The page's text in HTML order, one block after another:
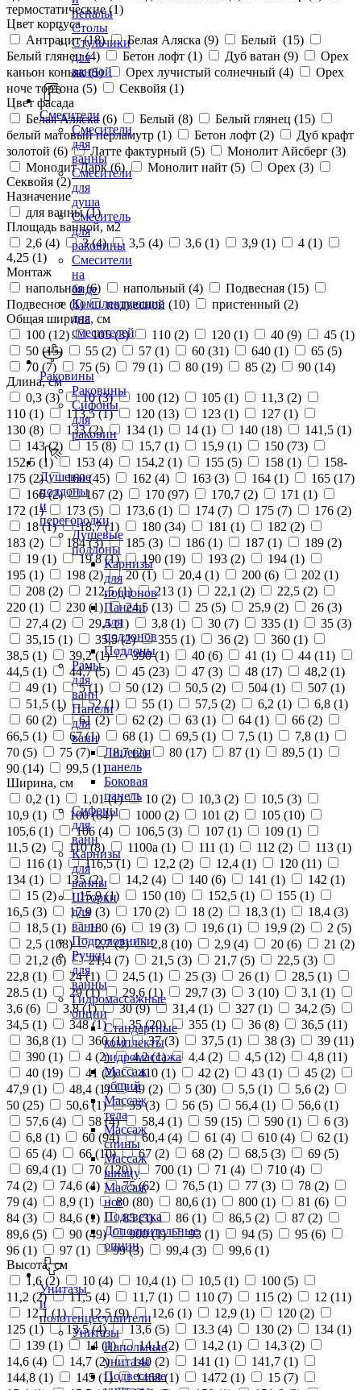
пеналы
Столы
Стульчики
для
ванной
Смесители
Смесители
для
ванны
Смесители
для
душа
Смеситель
для
раковины
Смесители
на
биде
Комплектующие
для
смесителей
Раковины
Раковины
Сифоны
для
раковин
Душевые
поддоны
и
перегородки
Душевые
поддоны
Карнизы
для
поддонов
Панели
для
поддонов
Поддоны
Рамы
для
ванн
Панели
для
ванн
Лицевая
панель
Боковая
панель
Сифоны
для
ванн
Карнизы
для
ванны
Шторки
для
ванн
Подголовники
Ручки
для
ванны
Гидромассажные
опции
Стандартные
комплекты
гидромассажа
Массаж
общий
Массаж
тела
Массаж
спины
Массаж
шиацу
Массаж
ног
Подсветка
Дополнительные
опции
Унитазы
и
полотенцесушители
Унитазы
Напольные
унитазы
Подвесные
термостатические (1)
Цвет корпуса
Антрацит (18) Белая Аляска (9) Белый (15)
Белый глянец (4) Бетон лофт (1) Дуб ватан (9)
Орех
каньон коньяк (5) Орех лучистый солнечный (4)
Орех
ноче тортона (5) Секвойя (1)
Цвет фасада
Белая Аляска (6) Белый (8) Белый глянец (15)
белый матовый перламутр (1) Бетон лофт (2)
Дуб крафт
золотой (6) Латте фактурный (5) Монолит Айсберг (3)
Монолит Дарк (6) Монолит найт (5) Орех (3)
Секвойя (2)
Назначение
для ванны (1)
Площадь ванной, м2
2,6 (4) 3 (4) 3,5 (4) 3,6 (1) 3,9 (1) 4 (1)
4,25 (1)
Монтаж
напольная (6) напольный (4) Подвесная (15)
Подвесное (1) подвесной (10) пристенный (2)
Общая ширина, см
100 (12) 105 (3) 110 (2) 120 (1) 40 (9) 45 (1)
50 (15) 55 (2) 57 (1) 60 (31) 640 (1) 65 (5)
70 (7) 75 (5) 79 (1) 80 (19) 85 (2) 90 (14)
Длина, см
0,3 (3) 10 (3) 100 (12) 105 (1) 11,3 (2)
110 (1) 113,5 (1) 120 (13) 123 (1) 127 (1)
130 (8) 133 (2) 134 (1) 14 (1) 140 (18) 141,5 (1)
143 (2) 15 (8) 15,7 (1) 15,9 (1) 150 (73)
152,5 (1) 153 (4) 154,2 (1) 155 (5) 158 (1)
158-
175 (2) 160 (45) 162 (4) 163 (3) 164 (1) 165 (17)
166 (2) 167 (2) 170 (97) 170,7 (2) 171 (1)
172 (1) 173 (5) 173,6 (1) 174 (7) 175 (7) 176 (2)
18 (1) 18,7 (1) 180 (34) 181 (1) 182 (2)
183 (2) 184 (3) 185 (3) 186 (1) 187 (1) 189 (2)
19 (1) 19,8 (1) 190 (19) 193 (2) 194 (1)
195 (1) 198 (2) 20 (1) 20,4 (1) 200 (6) 202 (1)
208 (2) 212,5 (1) 213 (1) 22,1 (2) 22,5 (2)
220 (1) 230 (1) 24,5 (13) 25 (5) 25,9 (2) 26 (3)
27,4 (2) 29,5 (1) 3,8 (1) 30 (7) 335 (1) 35 (3)
35,15 (1) 35,5 (2) 355 (1) 36 (2) 360 (1)
38,5 (1) 39,2 (1) 390 (1) 40 (6) 41 (1) 44 (11)
44,5 (1) 44,7 (5) 45 (23) 47 (3) 48 (17) 48,2 (1)
49 (1) 5 (1) 50 (12) 50,5 (2) 504 (1) 507 (1)
51,5 (1) 52 (1) 55 (1) 57,5 (2) 6,2 (1) 6,8 (1)
60 (2) 61 (2) 62 (2) 63 (1) 64 (1) 66 (2)
66,5 (1) 67 (1) 68 (1) 69,5 (1) 7,5 (1) 7,8 (1)
70 (5) 75 (7) 8,7 (2) 80 (17) 87 (1) 89,5 (1)
90 (14) 99,5 (1)
Ширина, см
0,2 (1) 1,01 (1) 10 (2) 10,3 (2) 10,5 (3)
10,9 (1) 100 (64) 1000 (2) 101 (2) 105 (10)
105,6 (1) 106 (4) 106,5 (3) 107 (1) 109 (1)
11,5 (2) 110 (8) 1100а (1) 111 (1) 112 (2) 113 (1)
116 (1) 116,5 (1) 12,2 (2) 12,4 (1) 120 (11)
134 (1) 135 (2) 14,2 (4) 140 (6) 141 (1) 142 (1)
15 (2) 15,9 (1) 150 (10) 152,5 (1) 155 (1)
16,5 (3) 17,9 (3) 170 (2) 18 (2) 18,3 (1) 18,4 (3)
18,5 (1) 180 (6) 19 (3) 19,6 (1) 19,9 (2) 2 (5)
2,5 (108) 2,7 (2) 2,8 (10) 2,9 (4) 20 (6) 21 (2)
21,2 (6) 21,4 (7) 21,5 (3) 21,7 (5) 22,5 (3)
22,8 (1) 24 (1) 24,5 (1) 25 (3) 26 (1) 28,5 (1)
28.5 (1) 29 (1) 29,6 (1) 29,7 (3) 3 (10) 3,1 (1)
3,6 (6) 3,8 (1) 30 (9) 31,4 (1) 327 (1) 34,2 (5)
34,5 (1) 348 (1) 35 (20) 355 (1) 36 (8) 36,5 (11)
36,8 (1) 360 (1) 37 (3) 37,5 (1) 38 (3) 39 (11)
390 (1) 4 (2) 4,2 (1) 4,4 (2) 4,5 (12) 4,8 (11)
40 (19) 41 (2) 410 (1) 42 (2) 43 (1) 45 (2)
47,9 (1) 48,4 (1) 49 (2) 5 (30) 5,5 (1) 5,6 (2)
50 (25) 50,6 (1) 55 (3) 56 (5) 56,4 (1) 56,6 (1)
57,6 (4) 58 (4) 58,4 (1) 59 (15) 590 (1) 6 (3)
6,8 (1) 60 (94) 60,4 (4) 61 (4) 610 (4) 62 (1)
65 (4) 66 (10) 67 (2) 68 (2) 68,5 (3) 69 (5)
69,4 (1) 70 (120) 700 (1) 71 (4) 710 (4)
74 (2) 74,6 (4) 75 (62) 76,5 (1) 77 (3) 78 (2)
79 (4) 8,9 (1) 80 (80) 80,6 (1) 800 (1) 81 (6)
84 (3) 84,6 (1) 85 (3) 86 (1) 86,5 (2) 87 (2)
89,6 (5) 90 (49) 900 (1) 93 (1) 94 (5) 95 (6)
96 (1) 97 (1) 99 (3) 99,4 (3) 99,6 (1)
Высота, см
1,6 (2) 10 (4) 10,4 (1) 10,5 (1) 100 (5)
11,2 (2) 11,5 (4) 11,7 (1) 110 (7) 115 (2) 12 (11)
12,1 (1) 12,5 (9) 12,6 (1) 12,9 (1) 120 (2)
125 (1) 13,5 (4) 13,6 (5) 13.3 (4) 130 (2) 134 (1)
139 (1) 14 (1) 14,1 (2) 14,2 (1) 14,3 (2)
14,6 (4) 14,7 (2) 140 (2) 141 (1) 141,7 (1)
144,8 (1) 145 (1) 1468 (1) 1472 (1) 15 (7)